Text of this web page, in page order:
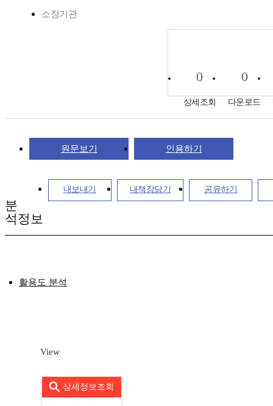
소장기관
0
상세조회
0
다운로드
원문보기 인용하기
내보내기 내책장담기 공유하기
분
석정보
활용도 분석
View
상세정보조회